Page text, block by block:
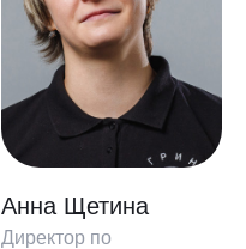
Анна Щетина
Директор по